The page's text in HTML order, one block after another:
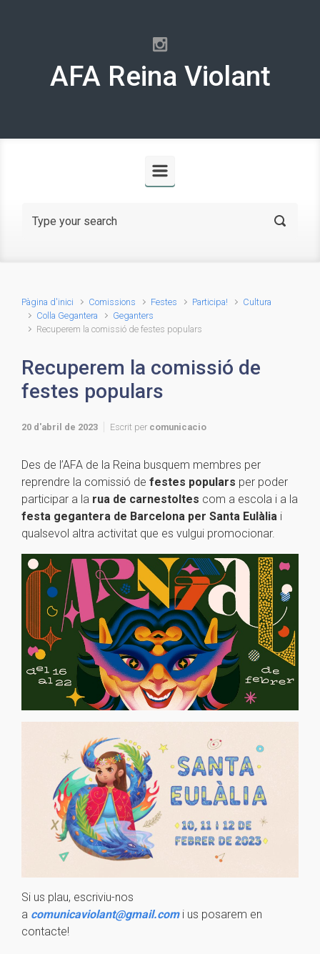
AFA Reina Violant
Pàgina d'inici Comissions Festes Participa!
Cultura
Colla Gegantera
Geganters
Recuperem la comissió de festes populars
Recuperem la comissió de
festes populars
20 d'abril de 2023 Escrit per comunicacio
Des de l’AFA de la Reina busquem membres per
reprendre la comissió de festes populars per poder
participar a la rua de carnestoltes com a escola i a la
festa gegantera de Barcelona per Santa Eulàlia i
qualsevol altra activitat que es vulgui promocionar.
Si us plau, escriviu-nos
a comunicaviolant@gmail.comi us posarem en
contacte!